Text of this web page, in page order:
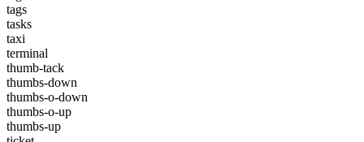
tags
tasks
taxi
terminal
thumb-tack
thumbs-down
thumbs-o-down
thumbs-o-up
thumbs-up